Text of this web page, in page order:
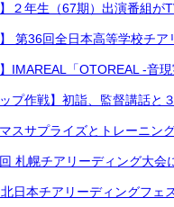
２年生（67期）出演番組が
】 第36回全日本高等学校チ
】IMAREAL「OTOREAL -音
プ作戦】初詣、監督講話と
スサプライズとトレーニン
回 札幌チアリーディング大会
北日本チアリーディングフェ